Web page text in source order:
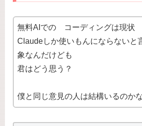
無料AIでの コーディングは現状
Claudeしか使いもんにならないと
象なんだけども
君はどう思う？
僕と同じ意見の人は結構いるのか